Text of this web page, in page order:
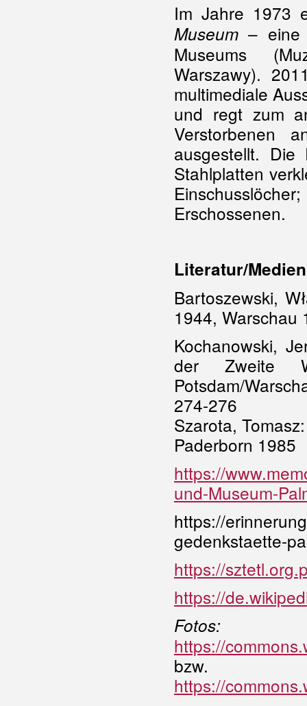
Im Jahre 1973
Museum – eine
Museums
Warszawy).
multimediale
und regt zum
Verstorbenen
ausgestellt. Die
Stahlplatten
Erschossenen.
Literatur/Medien
Bartoszewski,
1944, Warschau
Kochanowski,
der Zweite
Potsdam/
274-276
Szarota,
Paderborn 1985
https://
und-Museum-
https://
gedenkstaette-
https://
https://
Fotos:
https://
bzw.
https://